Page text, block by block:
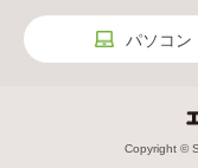
パソコン
Copyright ©